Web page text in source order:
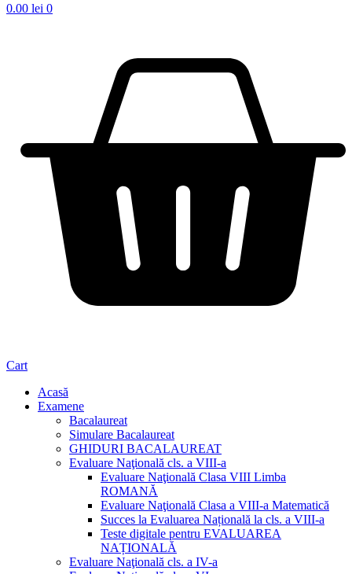
0.00 lei 0
Cart
Acasă
Examene
Bacalaureat
Simulare Bacalaureat
GHIDURI BACALAUREAT
Evaluare Naţională cls. a VIII-a
Evaluare Naţională Clasa VIII Limba
ROMANĂ
Evaluare Naţională Clasa a VIII-a Matematică
Succes la Evaluarea Națională la cls. a VIII-a
Teste digitale pentru EVALUAREA
NAȚIONALĂ
Evaluare Naţională cls. a IV-a